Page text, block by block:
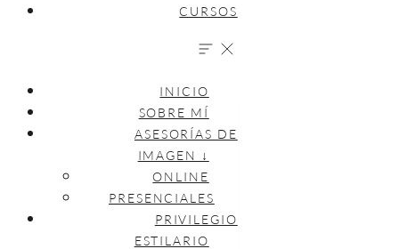
CURSOS
INICIO
SOBRE MÍ
ASESORÍAS DE
IMAGEN ↓
ONLINE
PRESENCIALES
PRIVILEGIO
ESTILARIO